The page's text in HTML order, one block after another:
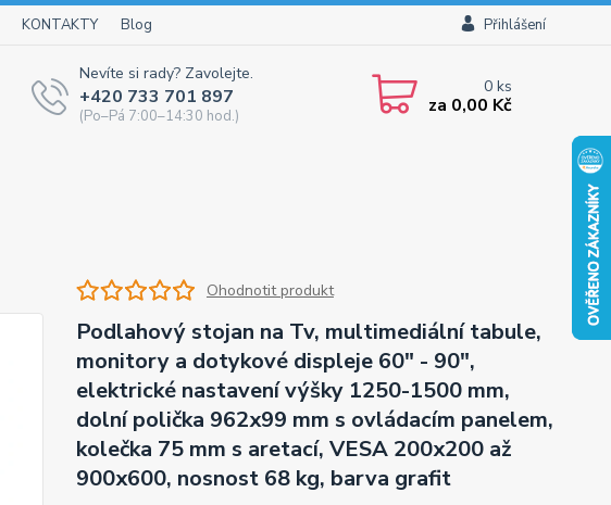
KONTAKTY Blog Přihlášení
Nevíte si rady? Zavolejte.
+420 733 701 897
(Po–Pá 7:00–14:30 hod.)
0ks
za 0,00 Kč
Ohodnotit produkt
Podlahový stojan na Tv, multimediální tabule,
monitory a dotykové displeje 60" - 90",
elektrické nastavení výšky 1250-1500 mm,
dolní polička 962x99 mm s ovládacím panelem,
kolečka 75 mm s aretací, VESA 200x200 až
900x600, nosnost 68 kg, barva grafit